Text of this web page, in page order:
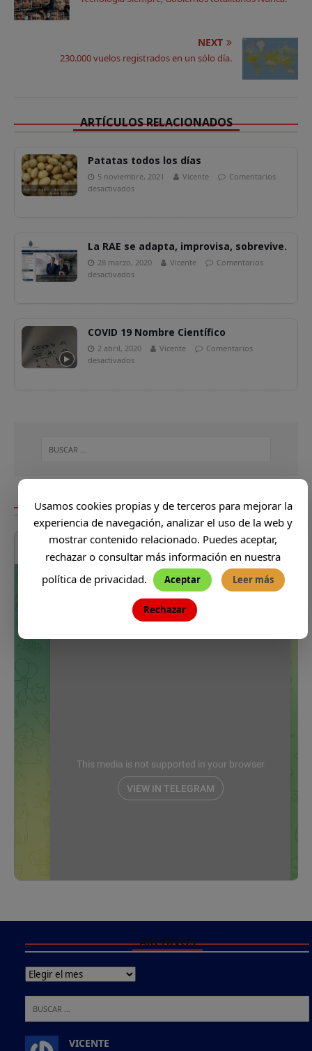
p o
k
k NEXT
230.000 vuelos registrados en un sólo día.
ARTÍCULOS RELACIONADOS
Patatas todos los días
5 noviembre, 2021 Vicente
Comentarios
desactivados
La RAE se adapta, improvisa, sobrevive.
28 marzo, 2020 Vicente
Comentarios
desactivados
COVID 19 Nombre Científico
2 abril, 2020 Vicente
Comentarios
desactivados
DONDE VA VICENTE
ARCHIVOS
VICENTE
Usamos cookies propias y de terceros para mejorar la
experiencia de navegación, analizar el uso de la web y
mostrar contenido relacionado. Puedes aceptar,
rechazar o consultar más información en nuestra
política de privacidad.
Aceptar Leer más
Rechazar